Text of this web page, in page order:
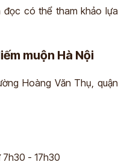
có thể tham khảo lựa
muộn Hà Nội
Hoàng Văn Thụ, quận
- 17h30